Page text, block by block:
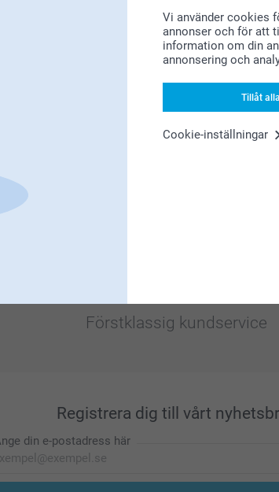
Vi använder cookies
annonser och för att
information om din
annonsering och
Tillåt
Cookie-inställningar
Bonus på alla dina köp
Förstklassig kundservice
Registrera dig till vårt
din e-postadress här